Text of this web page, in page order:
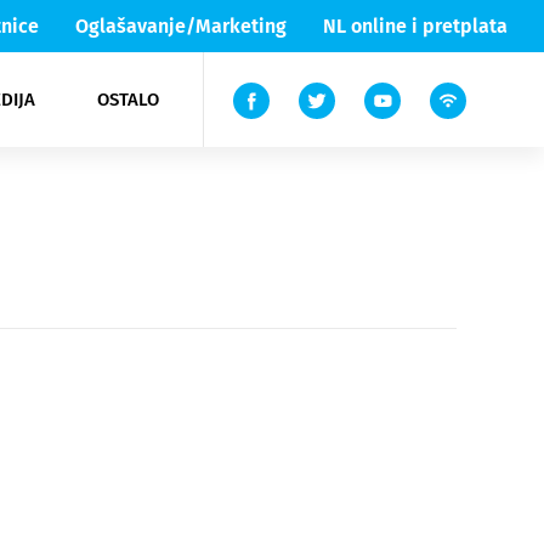
Oglašavanje/Marketing NL online i pretplata
OSTALO
Lika & Senj
TV